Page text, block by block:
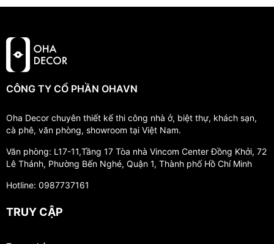
CÔNG TY CỔ PHẦN OHAVN
Oha Decor chuyên thiết kế thi công nhà ở, biệt thự, khách sạn,
cà phê, văn phòng, showroom tại Việt Nam.
Văn phòng: L17-11,Tầng 17 Tòa nhà Vincom Center Đồng Khởi, 72
Lê Thánh, Phường Bến Nghé, Quận 1, Thành phố Hồ Chí Minh
Hotline: 0987737161
TRUY CẬP